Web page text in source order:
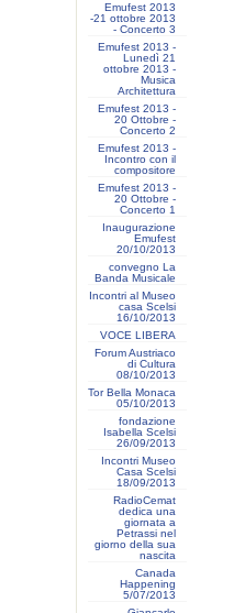
Emufest 2013
-21 ottobre 2013
- Concerto 3
Emufest 2013 -
Lunedì 21
ottobre 2013 -
Musica
Architettura
Emufest 2013 -
20 Ottobre -
Concerto 2
Emufest 2013 -
Incontro con il
compositore
Emufest 2013 -
20 Ottobre -
Concerto 1
Inaugurazione
Emufest
20/10/2013
convegno La
Banda Musicale
Incontri al Museo
casa Scelsi
16/10/2013
VOCE LIBERA
Forum Austriaco
di Cultura
08/10/2013
Tor Bella Monaca
05/10/2013
fondazione
Isabella Scelsi
26/09/2013
Incontri Museo
Casa Scelsi
18/09/2013
RadioCemat
dedica una
giornata a
Petrassi nel
giorno della sua
nascita
Canada
Happening
5/07/2013